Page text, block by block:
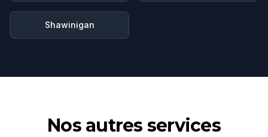
Shawinigan
Nos autres services